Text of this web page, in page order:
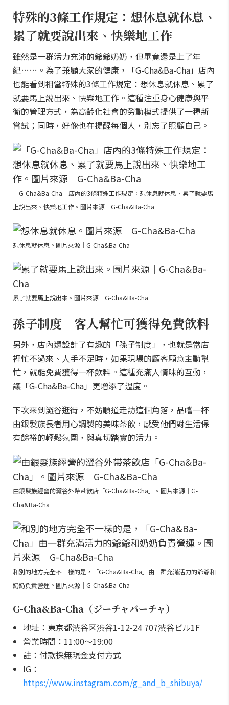
特殊的3條工作規定：想休息就休息、
累了就要說出來、快樂地工作
雖然是一群活力充沛的爺爺奶奶，但畢竟還是上了年
紀……。為了兼顧大家的健康，「G-Cha&Ba-Cha」店內
也能看到相當特殊的3條工作規定：想休息就休息、累了
就要馬上說出來、快樂地工作。這種注重身心健康與平
衡的管理方式，為高齡化社會的勞動模式提供了一種新
嘗試；同時，好像也在提醒每個人，別忘了照顧自己。
「G-Cha&Ba-Cha」店內的3條特殊工作規定：想休息就休息、累了就要馬
上說出來、快樂地工作。圖片來源｜G-Cha&Ba-Cha
想休息就休息。圖片來源｜G-Cha&Ba-Cha
累了就要馬上說出來。圖片來源｜G-Cha&Ba-Cha
孫子制度 客人幫忙可獲得免費飲料
另外，店內還設計了有趣的「孫子制度」，也就是當店
裡忙不過來、人手不足時，如果現場的顧客願意主動幫
忙，就能免費獲得一杯飲料。這種充滿人情味的互動，
讓「G-Cha&Ba-Cha」更增添了溫度。
下次來到澀谷逛街，不妨順道走訪這個角落，品嚐一杯
由銀髮族長者用心調製的美味茶飲，感受他們對生活保
有餘裕的輕鬆氛圍，與真切踏實的活力。
由銀髮族經營的澀谷外帶茶飲店「G-Cha&Ba-Cha」。圖片來源｜G-
Cha&Ba-Cha
和別的地方完全不一樣的是，「G-Cha&Ba-Cha」由一群充滿活力的爺爺和
奶奶負責營運。圖片來源｜G-Cha&Ba-Cha
G-Cha&Ba-Cha（ジーチャバーチャ）
地址：東京都渋谷区渋谷1-12-24 707渋谷ビル1F
營業時間：11:00～19:00
註：付款採無現金支付方式
IG：
https://www.instagram.com/g_and_b_shibuya/